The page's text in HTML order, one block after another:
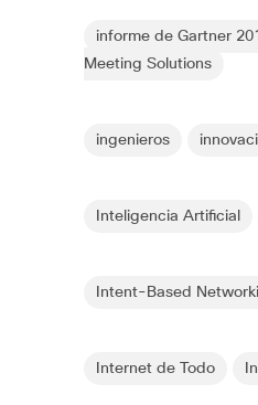
informe de Gartner
Meeting Solutions
ingenieros
Inteligencia Artificial
Intent-Based
Internet de Todo